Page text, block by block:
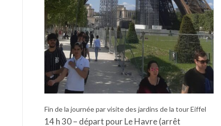
Fin de la journée par visite des jardins de la tour Eiffel
14 h 30 – départ pour Le Havre (arrêt